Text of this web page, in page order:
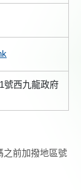
號西九龍政府
之前加撥地區號